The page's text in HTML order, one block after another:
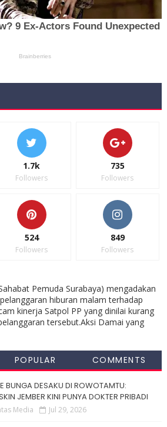
1.7k
Followers
735
Followers
524
Followers
849
Followers
Pemuda Surabaya) mengadakan
hiburan malam terhadap
kinerja Satpol PP yang dinilai kurang
tersebut.Aksi Damai yang
POPULAR COMMENTS
BUNGA DESAKU DI ROWOTAMTU:
JEMBER KINI PUNYA DOKTER PRIBADI
Media Jul 29, 2026